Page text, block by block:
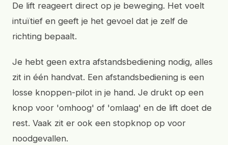
De lift reageert direct op je beweging. Het voelt
intuïtief en geeft je het gevoel dat je zelf de
richting bepaalt.
Je hebt geen extra afstandsbediening nodig, alles
zit in één handvat. Een afstandsbediening is een
losse knoppen-pilot in je hand. Je drukt op een
knop voor 'omhoog' of 'omlaag' en de lift doet de
rest. Vaak zit er ook een stopknop op voor
noodgevallen.